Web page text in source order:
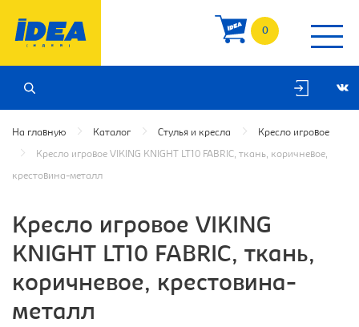
0
На главную Каталог Стулья и кресла Кресло игровое
Кресло игровое VIKING KNIGHT LT10 FABRIC, ткань, коричневое,
крестовина-металл
Кресло игровое VIKING
KNIGHT LT10 FABRIC, ткань,
коричневое, крестовина-
металл